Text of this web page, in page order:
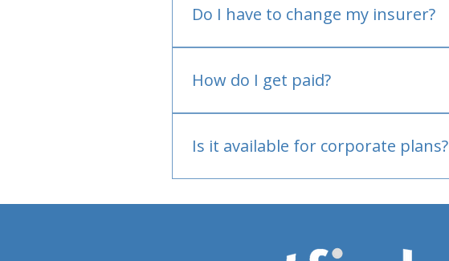
Do I have to change my insurer?
How do I get paid?
Is it available for corporate plans?